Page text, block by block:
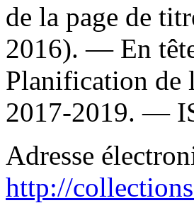
de la page de
2016). — En
Planification de
2017-2019. —
Adresse
http://